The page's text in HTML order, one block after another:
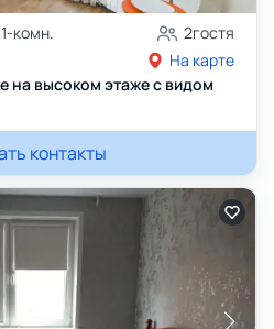
1-комн. 2гостя
На карте
на высоком этаже с видом
контакты